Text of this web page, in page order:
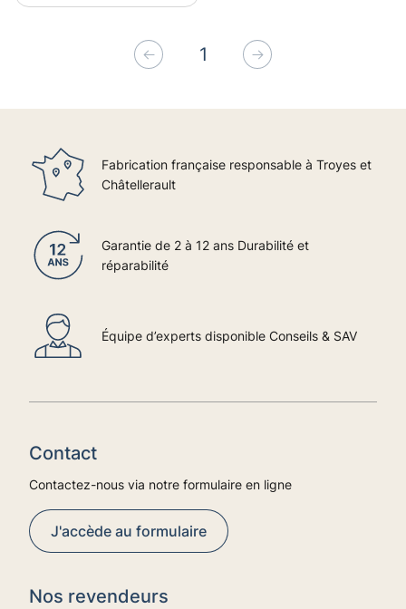
Précédent
1 Suivant
Fabrication française responsable à Troyes et
Châtellerault
Garantie de 2 à 12 ans Durabilité et
réparabilité
Équipe d’experts disponible Conseils & SAV
Contact
Contactez-nous via notre formulaire en ligne
J'accède au formulaire
Nos revendeurs